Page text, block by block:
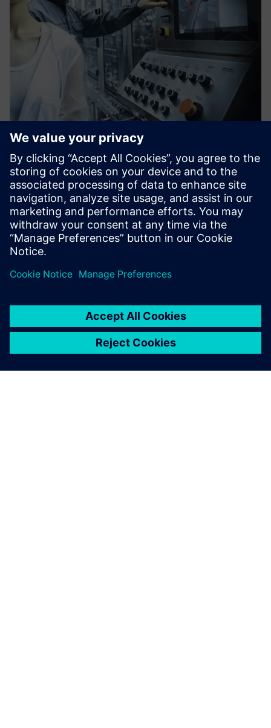
vSTAGE - Interactive 3D
Software solution that enables you to explain complex
industrial products, operations procedures, or services
concepts internally and towards customers in interactive
3D for Web, Tablet, PC, and VR.
Saiba mais